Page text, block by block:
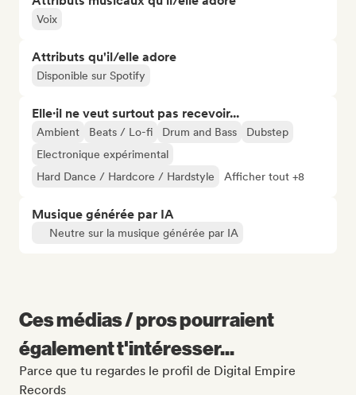
Voix
Attributs qu'il/elle adore
Disponible sur Spotify
Elle·il ne veut surtout pas recevoir...
Ambient Beats / Lo-fi Drum and Bass
Dubstep
Electronique expérimental
Hard Dance / Hardcore / Hardstyle
Afficher tout +8
Musique générée par IA
Neutre sur la musique générée par IA
Ces médias / pros pourraient
également t'intéresser...
Parce que tu regardes le profil de Digital Empire
Records